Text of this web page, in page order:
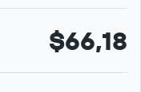
$66,18